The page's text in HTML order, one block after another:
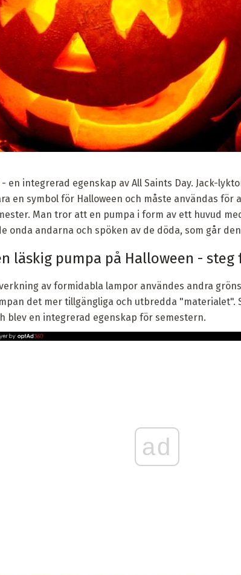
en integrerad egenskap av All Saints Day. Jack-
en symbol för Halloween och måste användas
Man tror att en pumpa i form av ett huvud
onda andarna och spöken av de döda, som går
läskig pumpa på Halloween -
av formidabla lampor användes andra
det mer tillgängliga och utbredda "materialet".
blev en integrerad egenskap för semestern.
ad